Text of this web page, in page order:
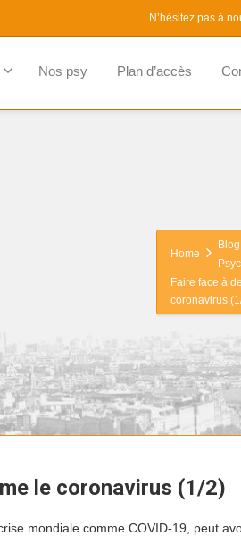
N’hésitez pas à
Nos psy Plan d’accès
Home
Faire face à
coronavirus
le coronavirus (1/2)
mondiale comme COVID-19, peut